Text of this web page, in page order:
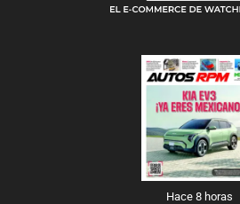
Hace 8 horas